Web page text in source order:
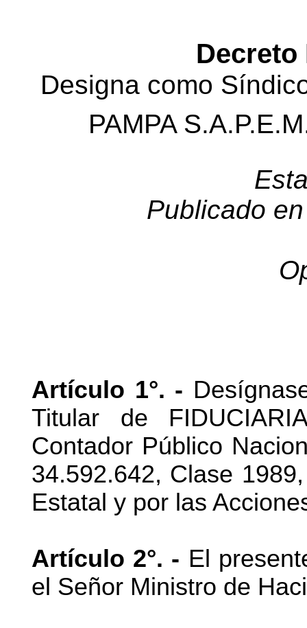
Decreto
Designa como
PAMPA
Publicado
Artículo 1°. -
Titular de
Contador Público
34.592.642, Clase
Estatal y por las
Artículo 2°. - El
el Señor Ministro de